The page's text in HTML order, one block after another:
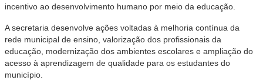
incentivo ao desenvolvimento humano por meio da educação.
A secretaria desenvolve ações voltadas à melhoria contínua da
rede municipal de ensino, valorização dos profissionais da
educação, modernização dos ambientes escolares e ampliação do
acesso à aprendizagem de qualidade para os estudantes do
município.